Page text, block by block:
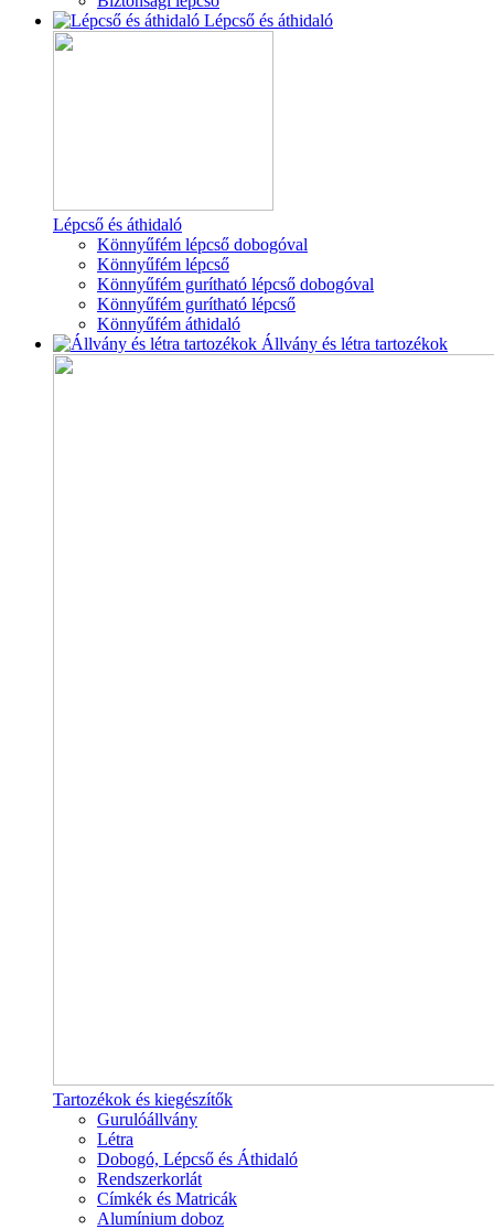
Lépcső és áthidaló
Lépcső és áthidaló
Könnyűfém lépcső dobogóval
Könnyűfém lépcső
Könnyűfém gurítható lépcső dobogóval
Könnyűfém gurítható lépcső
Könnyűfém áthidaló
Állvány és létra tartozékok
Tartozékok és kiegészítők
Gurulóállvány
Létra
Dobogó, Lépcső és Áthidaló
Rendszerkorlát
Címkék és Matricák
Alumínium doboz